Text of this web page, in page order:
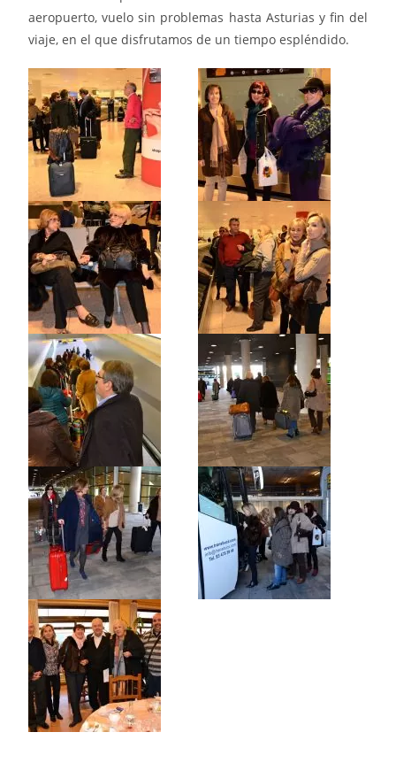
aeropuerto, vuelo sin problemas hasta Asturias y fin del
viaje, en el que disfrutamos de un tiempo espléndido.